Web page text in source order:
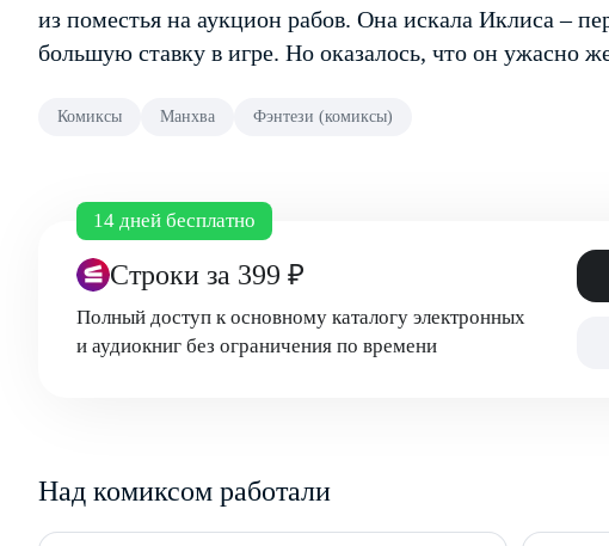
из поместья на аукцион рабов. Она искала Иклиса –
большую ставку в игре. Но оказалось, что он ужасно
Комиксы Манхва Фэнтези (комиксы)
14 дней бесплатно
Строки за 399 ₽
Полный доступ к основному каталогу электронных
и аудиокниг без ограничения по времени
Над комиксом работали